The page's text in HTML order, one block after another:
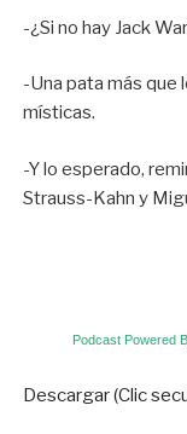
-¿Si no hay Jack
-Una pata más que
místicas.
-Y lo esperado,
Strauss-Kahn y
Podcast Powered
Descargar (Clic